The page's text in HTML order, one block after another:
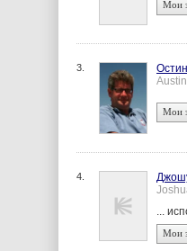
Мои
3.
Мои
4.
...
Мои